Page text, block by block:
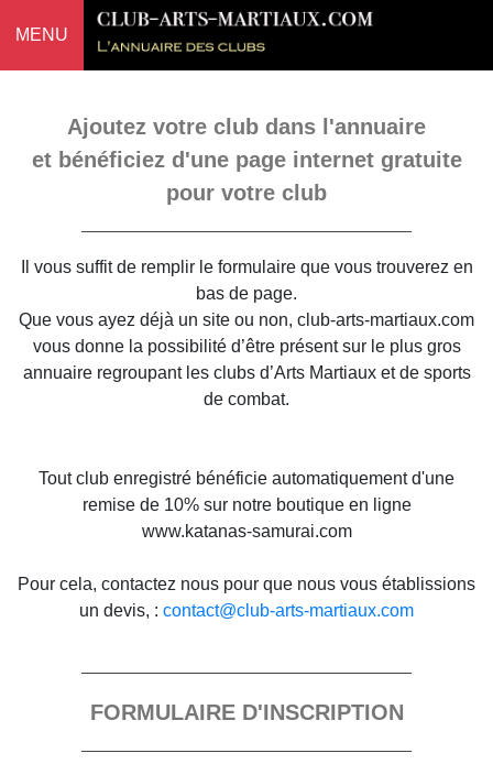
MENU
Ajoutez votre club dans l'annuaire
et bénéficiez d'une page internet gratuite
pour votre club
Il vous suffit de remplir le formulaire que vous trouverez en
bas de page.
Que vous ayez déjà un site ou non, club-arts-martiaux.com
vous donne la possibilité d’être présent sur le plus gros
annuaire regroupant les clubs d’Arts Martiaux et de sports
de combat.
Tout club enregistré bénéficie automatiquement d'une
remise de 10% sur notre boutique en ligne
www.katanas-samurai.com
Pour cela, contactez nous pour que nous vous établissions
un devis, : contact@club-arts-martiaux.com
FORMULAIRE D'INSCRIPTION